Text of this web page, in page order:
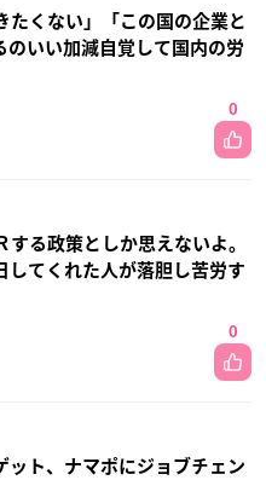
たくない」「この国の企業と
のいい加減自覚して国内の労
0
する政策としか思えないよ。
してくれた人が落胆し苦労す
0
ット、ナマポにジョブチェン